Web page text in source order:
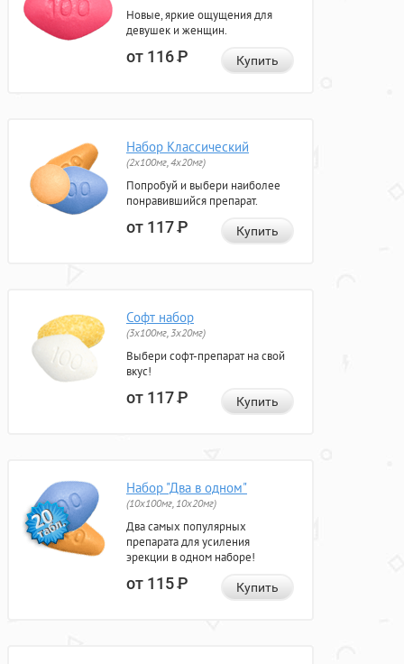
Новые, яркие ощущения для
девушек и женщин.
от 116Р Купить
Набор Классический
(2x100мг, 4x20мг)
Попробуй и выбери наиболее
понравившийся препарат.
от 117Р Купить
Софт набор
(3x100мг, 3x20мг)
Выбери софт-препарат на свой
вкус!
от 117Р Купить
Набор "Два в одном"
(10x100мг, 10x20мг)
Два самых популярных
препарата для усиления
эрекции в одном наборе!
от 115Р Купить